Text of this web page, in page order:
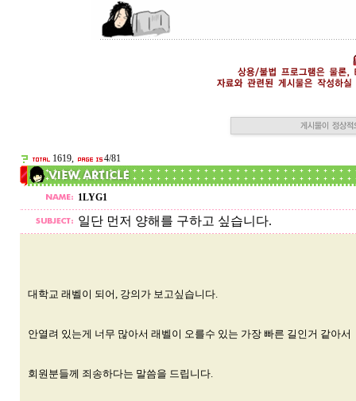
1619, 4/81
1LYG1
일단 먼저 양해를 구하고 싶습니다.
대학교 래벨이 되어, 강의가 보고싶습니다.
안열려 있는게 너무 많아서 래벨이 오를수 있는 가장 빠른 길인거 같아서
회원분들께 죄송하다는 말씀을 드립니다.